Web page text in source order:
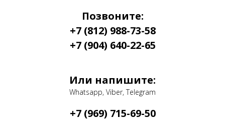
Позвоните:
+7 (812) 988-73-58
+7 (904) 640-22-65
Или напишите:
Whatsapp, Viber, Telegram
+7 (969) 715-69-50